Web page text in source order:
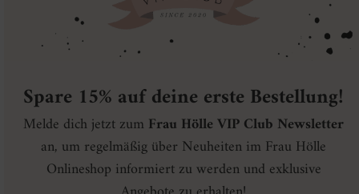
Spare 15% auf deine erste Bestellung!
Melde dich jetzt zum Frau Hölle VIP Club Newsletter
an, um regelmäßig über Neuheiten im Frau Hölle
Onlineshop informiert zu werden und exklusive